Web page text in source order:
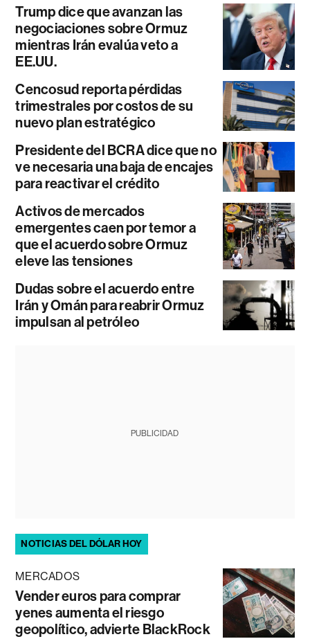
Trump dice que avanzan las
negociaciones sobre Ormuz
mientras Irán evalúa veto a
EE.UU.
Cencosud reporta pérdidas
trimestrales por costos de su
nuevo plan estratégico
Presidente del BCRA dice que no
ve necesaria una baja de encajes
para reactivar el crédito
Activos de mercados
emergentes caen por temor a
que el acuerdo sobre Ormuz
eleve las tensiones
Dudas sobre el acuerdo entre
Irán y Omán para reabrir Ormuz
impulsan al petróleo
PUBLICIDAD
NOTICIAS DEL DÓLAR HOY
MERCADOS
Vender euros para comprar
yenes aumenta el riesgo
geopolítico, advierte BlackRock